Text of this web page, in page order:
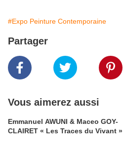
#Expo Peinture Contemporaine
Partager
Vous aimerez aussi
Emmanuel AWUNI & Maceo GOY-
CLAIRET « Les Traces du Vivant »